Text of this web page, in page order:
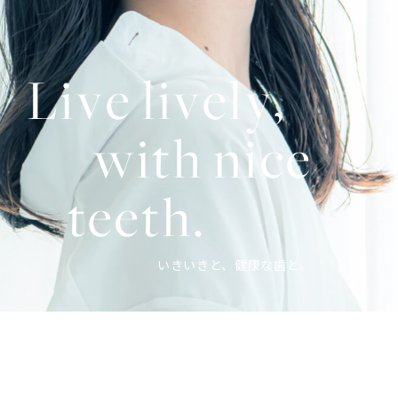
Livelively,
withnice
teeth.
いきいきと、健康な歯と。